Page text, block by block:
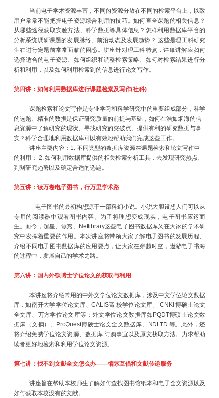
当前电子学术资源丰富，不同的资源分散在不同的检索平台上，以致
用户常常不能把握电子资源综合利用的技巧。如何查全课题的相关信息？
从哪些途径获取实验方法、科学数据等具体信息？怎样利用数据库平台的
分析系统调研课题的发展脉络、前沿动态及发展趋势？ 这些是理工科研究
生在进行定题前常常面临的困惑。讲座针对理工科特点，详细讲解应如何
选择适合的电子资源、如何组织和调整检索策略、如何对检索结果进行分
析和利用，以及如何利用检索到的信息进行论文写作。
第四讲：如何利用数据库进行课题检索及写作(社科)
课题检索和论文写作是专业学习和科学研究中的重要组成部分，科学
的选题、精准的数据是保证研究质量的前提与基础，如何在浩如烟海的信
息资源中了解研究的现状、寻找研究的突破点、提供有利的研究数据与事
实？科学合理地利用数据库可以有效地帮助我们完成这些工作。
讲座主要内容：1. 不同类型的数据库资源在课题检索和论文写作中
的利用； 2. 如何利用数据库提供的相关检索分析工具，去发现研究热点、
判别研究趋势以及确定合适的选题。
第五讲：读万卷电子图书，行万里学术路
电子图书的最初构想源于一部科幻小说。小说大胆设想人们可以从
专用的阅读器中观看图书内容。为了将理想变成现实，电子图书应运而
生。而今，超星、读秀、Netlibrary这些电子图书数据库又在大家的学术研
究中发挥着重要的作用。本次讲座将带领大家了解电子图书的发展历程、
介绍不同电子图书数据库的应用要点，让大家在穿越时空，遨游电子书海
的过程中，发展自己的学术之路。
第六讲：国内外硕博士学位论文的获取与利用
本讲座将介绍常用的中外文学位论文数据库，涉及中文学位论文数据
库，如南开大学学位论文库、CALIS高 校学位论文库、 CNKI 博硕士论文
全文库、万方学位论文库等；外文学位论文数据库如PQDT博硕士论文数
据库（文摘）、ProQuest博硕士论文全文数据库、NDLTD 等。此外，还
将介绍免费学位论文资源、数据库 订购事宜以及原文获取方法。力求帮助
读者更好地检索和利用学位论文资源。
第七讲：找不到文献全文怎么办——馆际互借和文献传递服务
讲座旨在帮助本校师生了解如何查找图书馆纸本和电子全文资源以及
如何获取本校没有的文献。